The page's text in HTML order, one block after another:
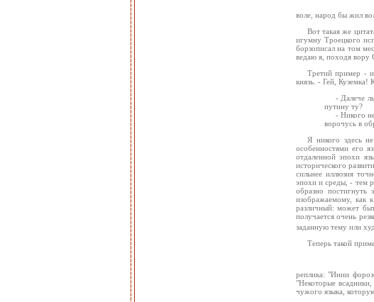
воле, народ бы жил
Вот такая же
игумну Троецкого
борзописал на том
ведаю я, походя вору
Третий пример -
князь. - Гей, Куземка!
- Далече
путину ту?
- Никого
ворочусь в
Я никого здесь
особенностями его
отдаленной эпохи
исторического
сильнее иллюзия
эпохи и среды, - тем
образно
изображаемому, как
различный: может
получается очень
заданную тему или
Теперь такой
реплика: "Инии
"Некоторые
чужого языка,